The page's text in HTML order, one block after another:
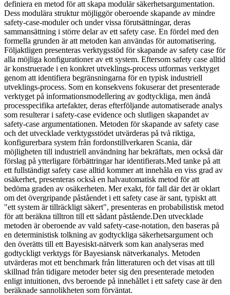
definiera en metod för att skapa modulär säkerhetsargumentation.
Dess modulära struktur möjliggör oberoende skapande av mindre
safety-case-moduler och under vissa förutsättningar, deras
sammansättning i större delar av ett safety case. En fördel med den
formella grunden är att metoden kan användas för automatisering.
Följaktligen presenteras verktygsstöd för skapande av safety case för
alla möjliga konfigurationer av ett system. Eftersom safety case alltid
är konstruerade i en konkret utveklings-process utformas verktyget
genom att identifiera begränsningarna för en typisk industriell
utveklings-process. Som en konsekvens fokuserar det presenterade
verktyget på informationsmodellering av godtyckliga, men ändå
processpecifika artefakter, deras efterföljande automatiserade analys
som resulterar i safety-case evidence och slutligen skapandet av
safety-case argumentationen. Metoden för skapande av safety case
och det utvecklade verktygsstödet utvärderas på två riktiga,
konfigurerbara system från fordonstillverkaren Scania, där
möjligheten till industriell användning har bekräftats, men också där
förslag på ytterligare förbättringar har identifierats.Med tanke på att
ett fullständigt safety case alltid kommer att innehåla en viss grad av
osäkerhet, presenteras också en halvautomatisk metod för att
bedöma graden av osäkerheten. Mer exakt, för fall där det är oklart
om det övergripande påståendet i ett safety case är sant, typiskt att
"ett system är tillräckligt säkert", presenteras en probabilistisk metod
för att beräkna tilltron till ett sådant påstående.Den utvecklade
metoden är oberoende av vald safety-case-notation, den baseras på
en deterministisk tolkning av godtyckliga säkerhetsargument och
den överätts till ett Bayesiskt-nätverk som kan analyseras med
godtyckligt verktygs för Bayesiansk nätverkanalys. Metoden
utvärderas mot ett benchmark från litteraturen och det visas att till
skillnad från tidigare metoder beter sig den presenterade metoden
enligt intuitionen, dvs beroende på innehållet i ett safety case är den
beräknade sannolikheten som förväntat.